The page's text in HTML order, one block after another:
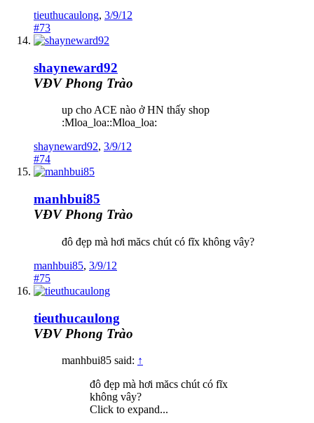
tieuthucaulong, 3/9/12
#73
shayneward92
VĐV Phong Trào
up cho ACE nào ở HN thấy shop
:Mloa_loa::Mloa_loa:
shayneward92, 3/9/12
#74
manhbui85
VĐV Phong Trào
đô đẹp mà hơi măcs chút có fĩx không vây?
manhbui85, 3/9/12
#75
tieuthucaulong
VĐV Phong Trào
manhbui85 said: ↑
đô đẹp mà hơi măcs chút có fĩx
không vây?
Click to expand...